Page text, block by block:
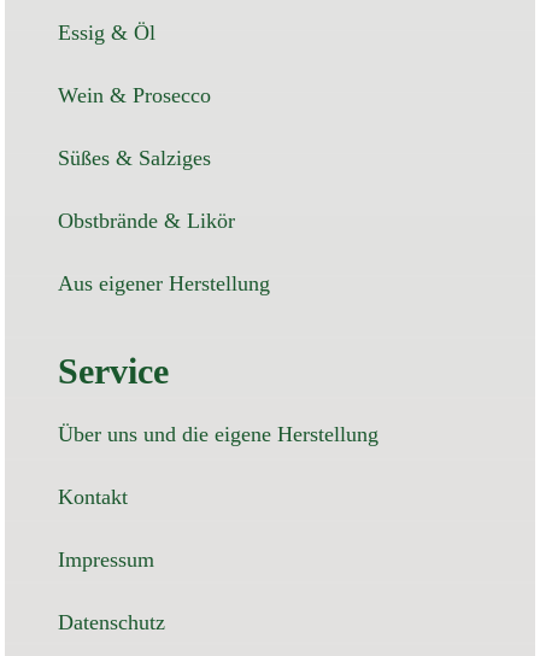
Essig & Öl
Wein & Prosecco
Süßes & Salziges
Obstbrände & Likör
Aus eigener Herstellung
Service
Über uns und die eigene Herstellung
Kontakt
Impressum
Datenschutz